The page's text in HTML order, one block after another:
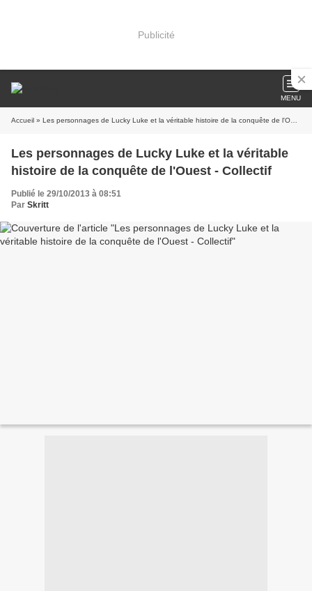
Publicité
MENU
Accueil » Les personnages de Lucky Luke et la véritable histoire de la conquête de l'Ouest - Collectif
Les personnages de Lucky Luke et la véritable
histoire de la conquête de l'Ouest - Collectif
Publié le 29/10/2013 à 08:51
Par Skritt